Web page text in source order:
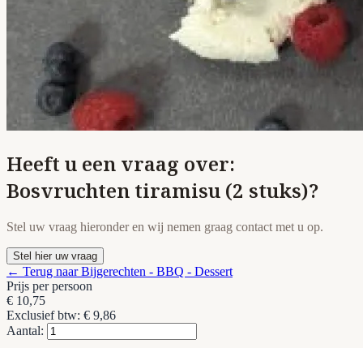
Heeft u een vraag over:
Bosvruchten tiramisu (2 stuks)?
Stel uw vraag hieronder en wij nemen graag contact met u op.
Stel hier uw vraag
← Terug naar Bijgerechten - BBQ - Dessert
Prijs per persoon
€ 10,75
Exclusief btw: € 9,86
Aantal: